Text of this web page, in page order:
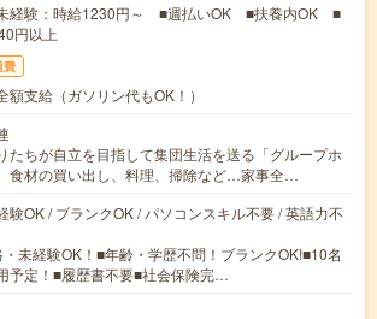
経験：時給1230円～ ■週払いOK ■扶養内OK ■
円以上
費
額支給（ガソリン代もOK！）
たちが自立を目指して集団生活を送る「グループホ
食材の買い出し、料理、掃除など…家事全…
験OK / ブランクOK / パソコンスキル不要 / 英語力不
未経験OK！■年齢・学歴不問！ブランクOK!■10名
予定！■履歴書不要■社会保険完…